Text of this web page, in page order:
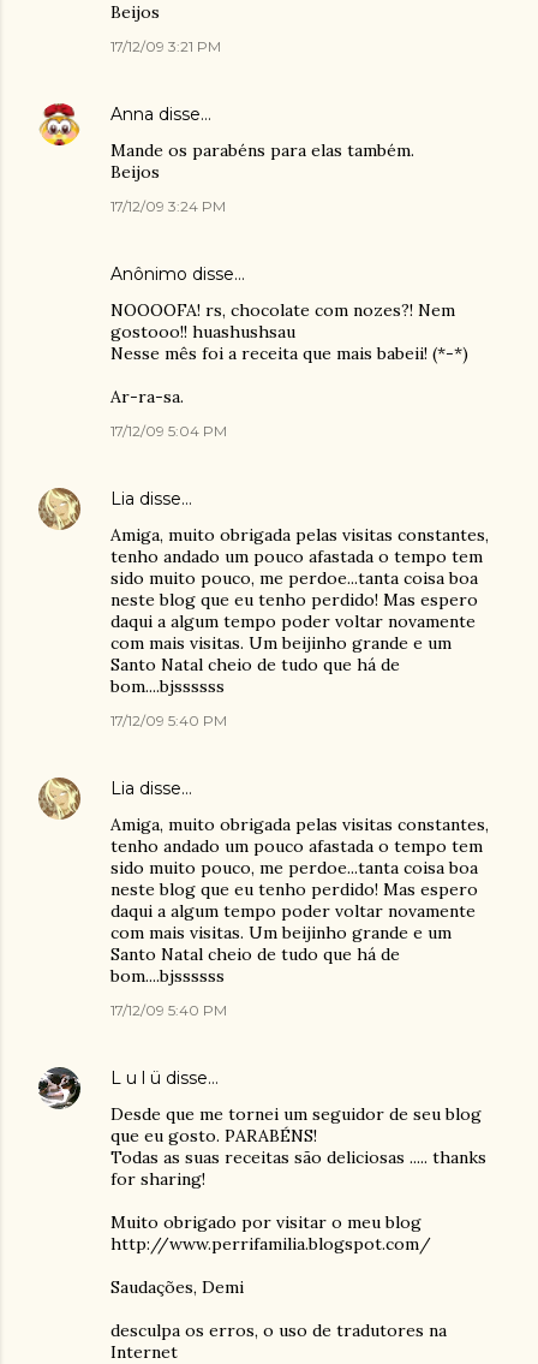
Beijos
17/12/09 3:21 PM
Anna disse…
Mande os parabéns para elas também.
Beijos
17/12/09 3:24 PM
Anônimo disse…
NOOOOFA! rs, chocolate com nozes?! Nem
gostooo!! huashushsau
Nesse mês foi a receita que mais babeii! (*-*)
Ar-ra-sa.
17/12/09 5:04 PM
Lia disse…
Amiga, muito obrigada pelas visitas constantes,
tenho andado um pouco afastada o tempo tem
sido muito pouco, me perdoe...tanta coisa boa
neste blog que eu tenho perdido! Mas espero
daqui a algum tempo poder voltar novamente
com mais visitas. Um beijinho grande e um
Santo Natal cheio de tudo que há de
bom....bjssssss
17/12/09 5:40 PM
Lia disse…
Amiga, muito obrigada pelas visitas constantes,
tenho andado um pouco afastada o tempo tem
sido muito pouco, me perdoe...tanta coisa boa
neste blog que eu tenho perdido! Mas espero
daqui a algum tempo poder voltar novamente
com mais visitas. Um beijinho grande e um
Santo Natal cheio de tudo que há de
bom....bjssssss
17/12/09 5:40 PM
L u l ü disse…
Desde que me tornei um seguidor de seu blog
que eu gosto. PARABÉNS!
Todas as suas receitas são deliciosas ..... thanks
for sharing!
Muito obrigado por visitar o meu blog
http://www.perrifamilia.blogspot.com/
Saudações, Demi
desculpa os erros, o uso de tradutores na
Internet